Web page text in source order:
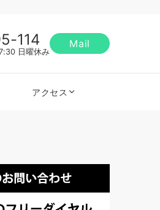
114
日曜休み
Mail
アクセス